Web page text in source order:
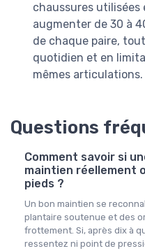
chaussures
augmenter de 30 à
de chaque paire,
quotidien et en
mêmes articulations.
Questions
Comment savoir si
maintien réellement
pieds ?
Un bon maintien se
plantaire soutenue et des
frottement. Si, après dix à
ressentez ni point de